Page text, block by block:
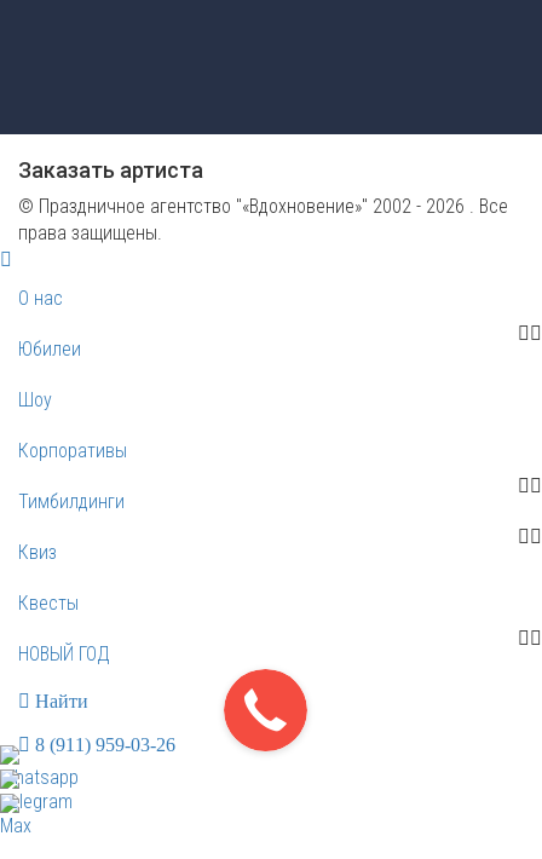
Заказать артиста
© Праздничное агентство "«Вдохновение»" 2002 - 2026 . Все
права защищены.
О нас
Юбилеи
Шоу
Корпоративы
Тимбилдинги
Квиз
Квесты
НОВЫЙ ГОД
Найти
8 (911) 959-03-26